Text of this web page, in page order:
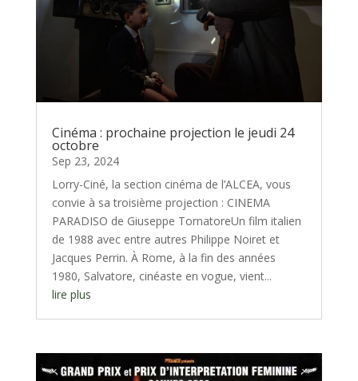
Cinéma : prochaine projection le jeudi 24
octobre
Sep 23, 2024
Lorry-Ciné, la section cinéma de l’ALCEA, vous
convie à sa troisième projection : CINEMA
PARADISO de Giuseppe TornatoreUn film italien
de 1988 avec entre autres Philippe Noiret et
Jacques Perrin. À Rome, à la fin des années
1980, Salvatore, cinéaste en vogue, vient...
lire plus